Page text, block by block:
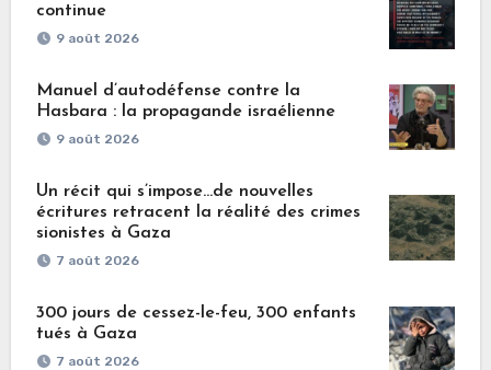
continue
9 août 2026
Manuel d’autodéfense contre la
Hasbara : la propagande israélienne
9 août 2026
Un récit qui s’impose…de nouvelles
écritures retracent la réalité des crimes
sionistes à Gaza
7 août 2026
300 jours de cessez-le-feu, 300 enfants
tués à Gaza
7 août 2026